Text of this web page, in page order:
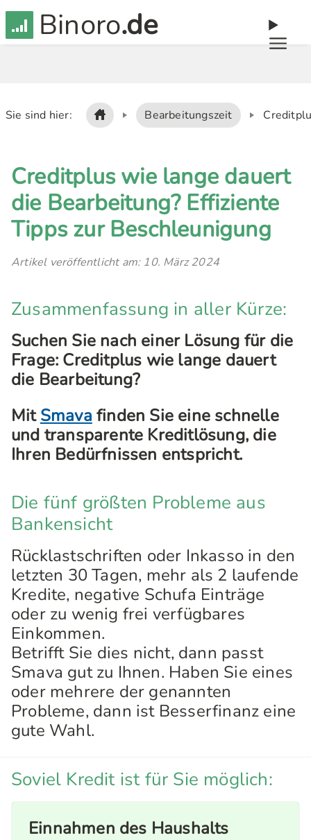
Binoro.de
Sie sind hier: Bearbeitungszeit
Creditplus wie lange dauert
die Bearbeitung? Effiziente
Tipps zur Beschleunigung
Artikel veröffentlicht am: 10. März 2024
Zusammenfassung in aller Kürze:
Suchen Sie nach einer Lösung für die
Frage: Creditplus wie lange dauert
die Bearbeitung?
MitSmava finden Sie eine schnelle
und transparente Kreditlösung, die
Ihren Bedürfnissen entspricht.
Die fünf größten Probleme aus
Bankensicht
Rücklastschriften oder Inkasso in den
letzten 30 Tagen, mehr als 2 laufende
Kredite, negative Schufa Einträge
oder zu wenig frei verfügbares
Einkommen.
Betrifft Sie dies nicht, dann passt
Smava gut zu Ihnen. Haben Sie eines
oder mehrere der genannten
Probleme, dann ist Besserfinanz eine
gute Wahl.
Soviel Kredit ist für Sie möglich:
Einnahmen des Haushalts